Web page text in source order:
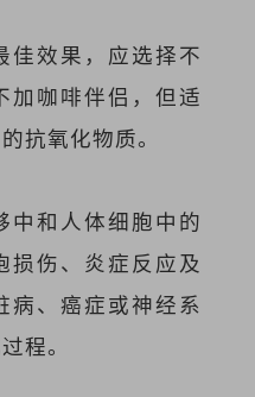
佳效果，应选择不
加咖啡伴侣，但适
抗氧化物质。
中和人体细胞中的
损伤、炎症反应及
病、癌症或神经系
程。